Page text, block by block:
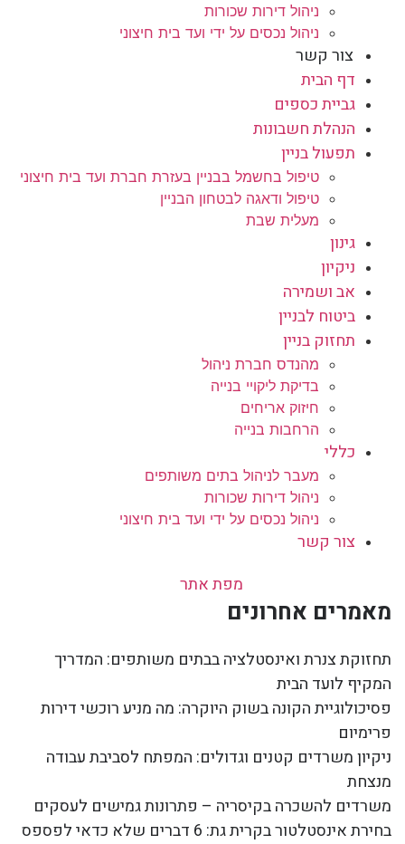
ניהול דירות שכורות
ניהול נכסים על ידי ועד בית חיצוני
צור קשר
דף הבית
גביית כספים
הנהלת חשבונות
תפעול בניין
טיפול בחשמל בבניין בעזרת חברת ועד בית חיצוני
טיפול ודאגה לבטחון הבניין
מעלית שבת
גינון
ניקיון
אב ושמירה
ביטוח לבניין
תחזוק בניין
מהנדס חברת ניהול
בדיקת ליקויי בנייה
חיזוק אריחים
הרחבות בנייה
כללי
מעבר לניהול בתים משותפים
ניהול דירות שכורות
ניהול נכסים על ידי ועד בית חיצוני
צור קשר
מפת אתר
מאמרים אחרונים
תחזוקת צנרת ואינסטלציה בבתים משותפים: המדריך
המקיף לועד הבית
פסיכולוגיית הקונה בשוק היוקרה: מה מניע רוכשי דירות
פרימיום
ניקיון משרדים קטנים וגדולים: המפתח לסביבת עבודה
מנצחת
משרדים להשכרה בקיסריה – פתרונות גמישים לעסקים
בחירת אינסטלטור בקרית גת: 6 דברים שלא כדאי לפספס